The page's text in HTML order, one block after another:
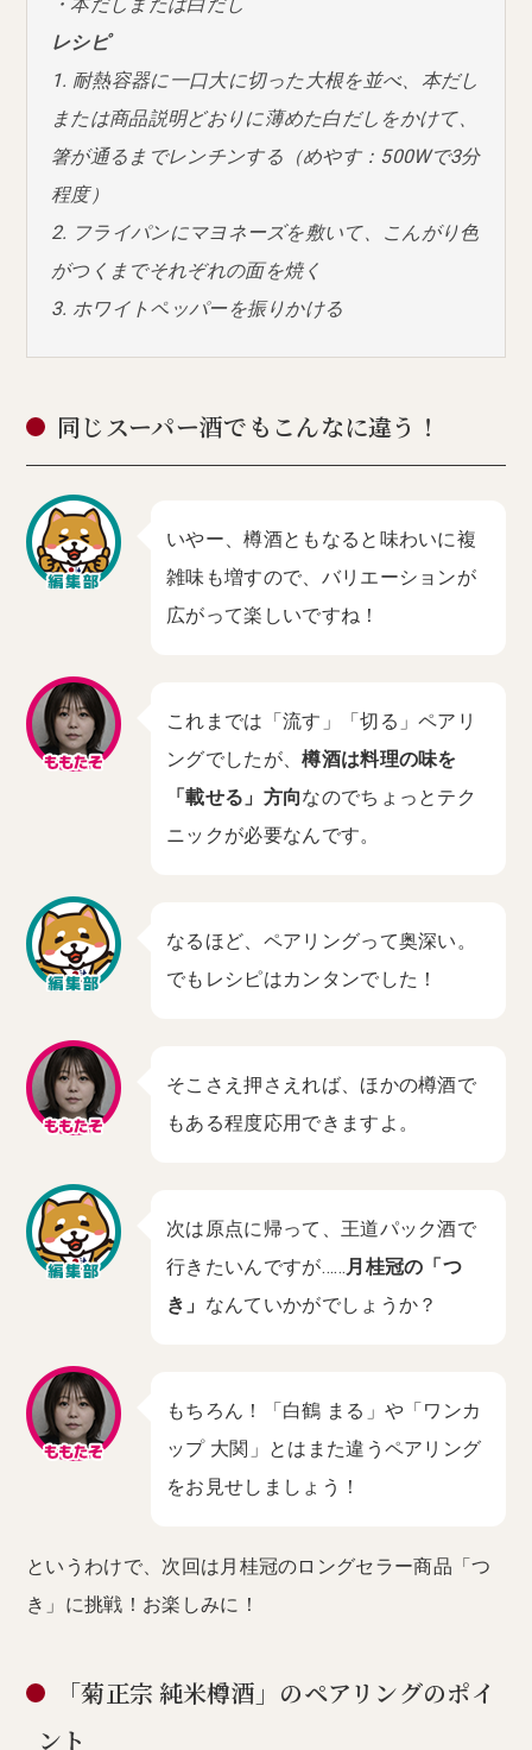
レシピ
1. 耐熱容器に一口大に切った大根を並べ、本だし
または商品説明どおりに薄めた白だしをかけて、
箸が通るまでレンチンする（めやす：500Wで3分
程度）
2. フライパンにマヨネーズを敷いて、こんがり色
がつくまでそれぞれの面を焼く
3. ホワイトペッパーを振りかける
同じスーパー酒でもこんなに違う！
いやー、樽酒ともなると味わいに複
雑味も増すので、バリエーションが
広がって楽しいですね！
これまでは「流す」「切る」ペアリ
ングでしたが、樽酒は料理の味を
「載せる」方向なのでちょっとテク
ニックが必要なんです。
なるほど、ペアリングって奥深い。
でもレシピはカンタンでした！
そこさえ押さえれば、ほかの樽酒で
もある程度応用できますよ。
次は原点に帰って、王道パック酒で
行きたいんですが…… 月桂冠の「つ
き」 なんていかがでしょうか？
もちろん！「白鶴 まる」や「ワンカ
ップ 大関」とはまた違うペアリング
をお見せしましょう！
というわけで、次回は月桂冠のロングセラー商品「つ
き」に挑戦！お楽しみに！
「菊正宗 純米樽酒」のペアリングのポイ
ント